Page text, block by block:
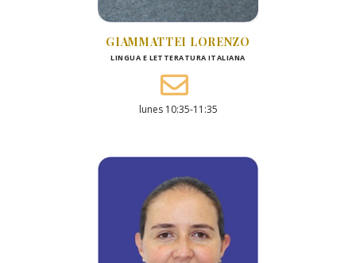
GIAMMATTEI LORENZO
LINGUA E LETTERATURA ITALIANA
lunes 10:35-11:35